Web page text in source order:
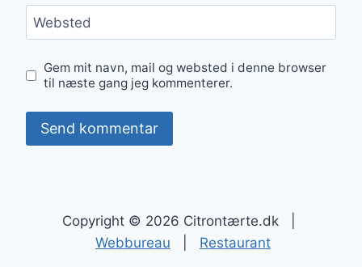
Websted
Gem mit navn, mail og websted i denne browser
til næste gang jeg kommenterer.
Copyright © 2026 Citrontærte.dk |
Webbureau
Restaurant